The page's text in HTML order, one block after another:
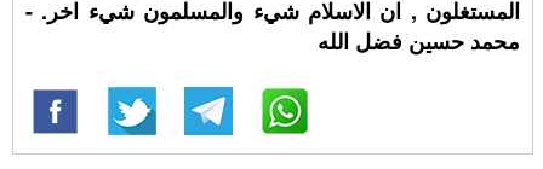
المستغلون , ان الاسلام شيء والمسلمون شيء اخر. -
محمد حسين فضل الله